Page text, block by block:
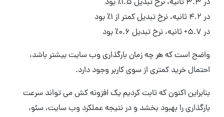
در 3.3 ثانیه، نرخ تبدیل 1.5٪ بود
در 4.2 ثانیه، نرخ تبدیل کمتر از 1٪ بود
در 5.7+ ثانیه، نرخ تبدیل 0.6٪ بود
واضح است که هر چه زمان بارگذاری وب سایت بیشتر باشد،
احتمال خرید کمتری از سوی کاربر وجود دارد.
بنابراین اکنون که ثابت کردیم یک افزونه کش می تواند سرعت
بارگذاری را بهبود بخشد و در نتیجه عملکرد وب سایت، سئو،